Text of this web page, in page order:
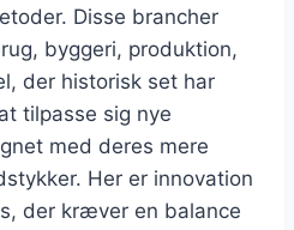
Disse brancher
byggeri, produktion,
der historisk set har
tilpasse sig nye
med deres mere
Her er innovation
der kræver en balance